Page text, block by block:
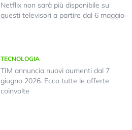
Netflix non sarà più disponibile su
questi televisori a partire dal 6 maggio
TECNOLOGIA
TIM annuncia nuovi aumenti dal 7
giugno 2026. Ecco tutte le offerte
coinvolte